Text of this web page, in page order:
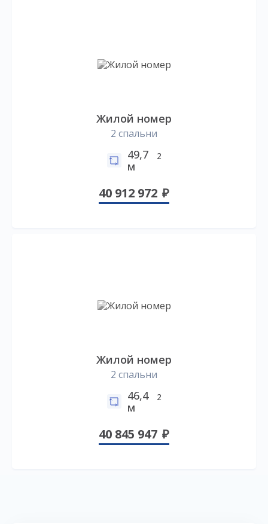
Жилой номер
2 спальни
49,7
м
2
40 912 972
Жилой номер
2 спальни
46,4
м
2
40 845 947